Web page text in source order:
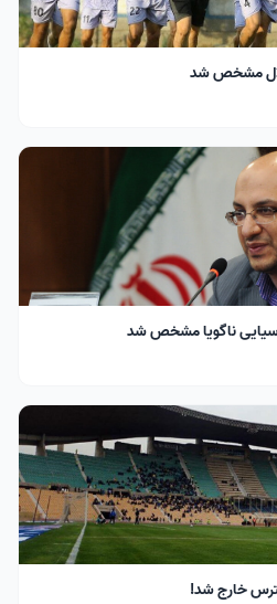
مشخص شد
آسیایی ناگویا مشخص شد
خارج شد!